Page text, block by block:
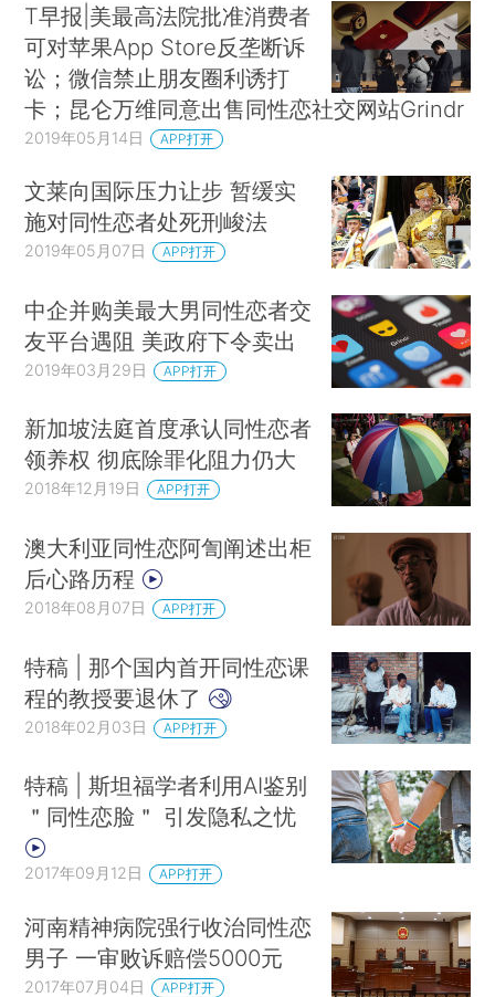
T早报|美最高法院批准消费者
可对苹果App Store反垄断诉
讼；微信禁止朋友圈利诱打
卡；昆仑万维同意出售同性恋社交网站Grindr
2019年05月14日 APP打开
文莱向国际压力让步 暂缓实
施对同性恋者处死刑峻法
2019年05月07日 APP打开
中企并购美最大男同性恋者交
友平台遇阻 美政府下令卖出
2019年03月29日 APP打开
新加坡法庭首度承认同性恋者
领养权 彻底除罪化阻力仍大
2018年12月19日 APP打开
澳大利亚同性恋阿訇阐述出柜
后心路历程
2018年08月07日 APP打开
特稿 | 那个国内首开同性恋课
程的教授要退休了
2018年02月03日 APP打开
特稿 | 斯坦福学者利用AI鉴别
＂同性恋脸＂ 引发隐私之忧
2017年09月12日 APP打开
河南精神病院强行收治同性恋
男子 一审败诉赔偿5000元
2017年07月04日 APP打开